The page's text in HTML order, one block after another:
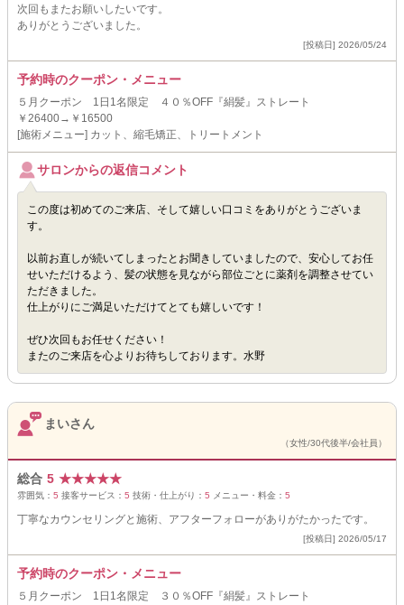
次回もまたお願いしたいです。
ありがとうございました。
[投稿日] 2026/05/24
予約時のクーポン・メニュー
５月クーポン 1日1名限定 ４０％OFF『絹髪』ストレート
￥26400→￥16500
[施術メニュー] カット、縮毛矯正、トリートメント
サロンからの返信コメント
この度は初めてのご来店、そして嬉しい口コミをありがとうございま
す。
以前お直しが続いてしまったとお聞きしていましたので、安心してお任
せいただけるよう、髪の状態を見ながら部位ごとに薬剤を調整させてい
ただきました。
仕上がりにご満足いただけてとても嬉しいです！
ぜひ次回もお任せください！
またのご来店を心よりお待ちしております。水野
まいさん
（女性/30代後半/会社員）
総合 5 ★★★★★
雰囲気： 5 接客サービス： 5 技術・仕上がり： 5 メニュー・料金： 5
丁寧なカウンセリングと施術、アフターフォローがありがたかったです。
[投稿日] 2026/05/17
予約時のクーポン・メニュー
５月クーポン 1日1名限定 ３０％OFF『絹髪』ストレート